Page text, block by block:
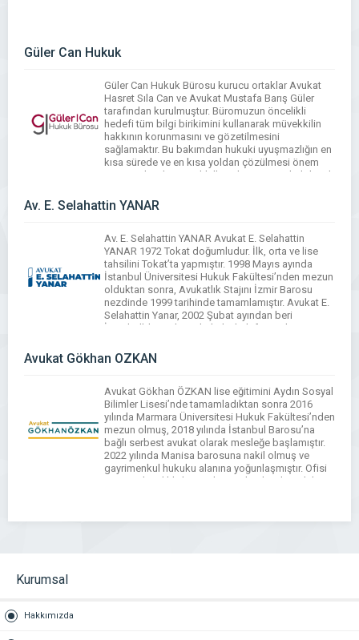
Güler Can Hukuk
Güler Can Hukuk Bürosu kurucu ortaklar Avukat
Hasret Sıla Can ve Avukat Mustafa Barış Güler
tarafından kurulmuştur. Büromuzun öncelikli
hedefi tüm bilgi birikimini kullanarak müvekkilin
hakkının korunmasını ve gözetilmesini
sağlamaktır. Bu bakımdan hukuki uyuşmazlığın en
kısa sürede ve en kısa yoldan çözülmesi önem
arz etmektedir. Müvekkillerin karşısına çıkabilecek
ve […]
Av. E. Selahattin YANAR
Av. E. Selahattin YANAR Avukat E. Selahattin
YANAR 1972 Tokat doğumludur. İlk, orta ve lise
tahsilini Tokat’ta yapmıştır. 1998 Mayıs ayında
İstanbul Üniversitesi Hukuk Fakültesi’nden mezun
olduktan sonra, Avukatlık Stajını İzmir Barosu
nezdinde 1999 tarihinde tamamlamıştır. Avukat E.
Selahattin Yanar, 2002 Şubat ayından beri
İstanbul’da yüzlerce hukuki ihtilafta, yerli ve
Avukat Gökhan ÖZKAN
Avukat Gökhan ÖZKAN lise eğitimini Aydın Sosyal
Bilimler Lisesi’nde tamamladıktan sonra 2016
yılında Marmara Üniversitesi Hukuk Fakültesi’nden
mezun olmuş, 2018 yılında İstanbul Barosu’na
bağlı serbest avukat olarak mesleğe başlamıştır.
2022 yılında Manisa barosuna nakil olmuş ve
gayrimenkul hukuku alanına yoğunlaşmıştır. Ofisi
Manisa ili Salihli ilçesinde yer almaktadır. Adalet
Kurumsal
Hakkımızda